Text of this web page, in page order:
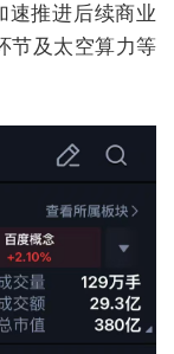
速推进后续商业
节及太空算力等